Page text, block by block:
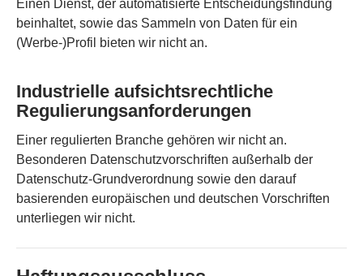
Einen Dienst, der automatisierte Entscheidungsfindung
beinhaltet, sowie das Sammeln von Daten für ein
(Werbe-)Profil bieten wir nicht an.
Industrielle aufsichtsrechtliche
Regulierungsanforderungen
Einer regulierten Branche gehören wir nicht an.
Besonderen Datenschutzvorschriften außerhalb der
Datenschutz-Grundverordnung sowie den darauf
basierenden europäischen und deutschen Vorschriften
unterliegen wir nicht.